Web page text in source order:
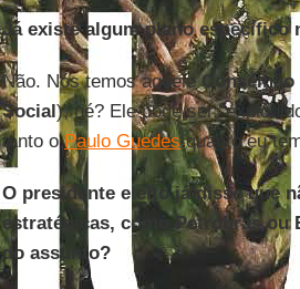
Já existe algum plano específico
Não. Nós temos aqueleConselhão
Social), né? Ele pode ser
tanto oPaulo Guedesquanto eu
O presidente eleito já disse que
estratégicas, como Petrobras ou
do assunto?